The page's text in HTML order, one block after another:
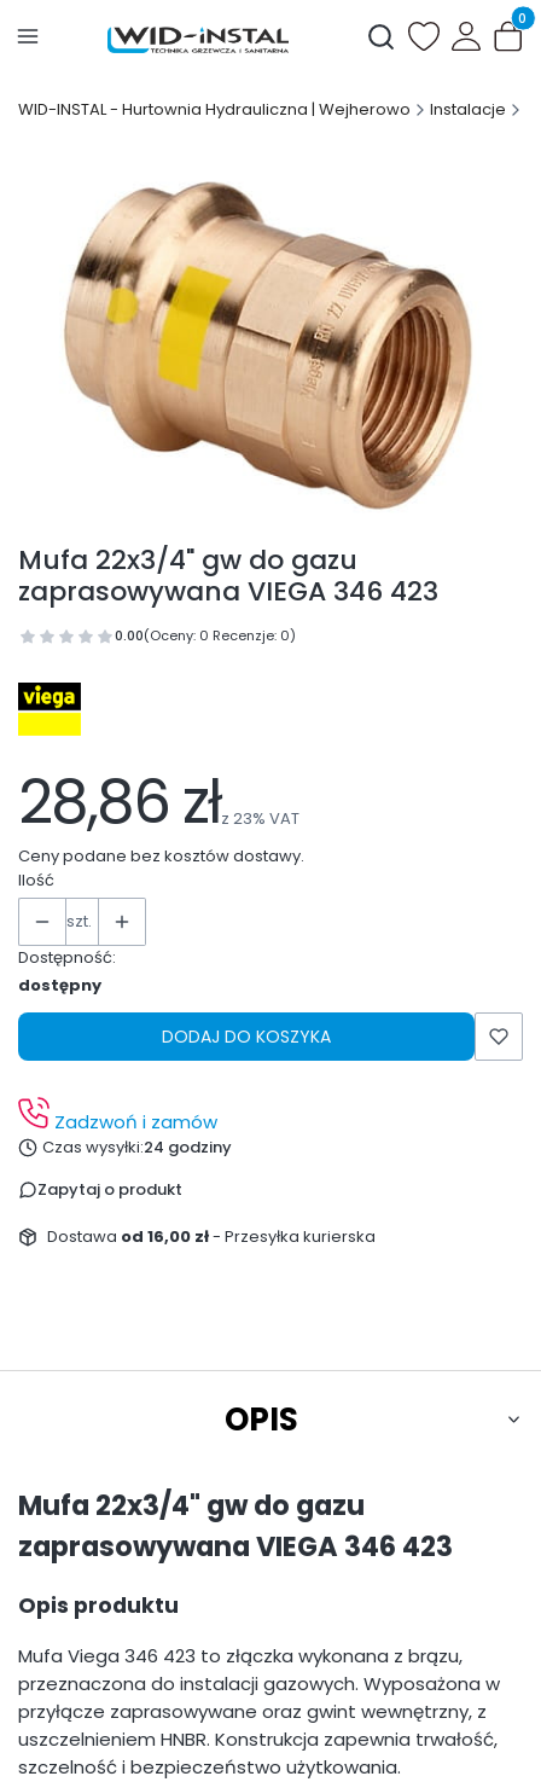
Otwórz
WID-INSTAL - Hurtownia Hydrauliczna | Wejherowo Instalacje
Mufa 22x3/4" gw do gazu
zaprasowywana VIEGA 346 423
0.00(Oceny: 0 Recenzje: 0)
28,86 złz 23% VAT
Ceny podane bez kosztów dostawy.
Ilość
szt.
Dostępność:
dostępny
DODAJ DO KOSZYKA
Zadzwoń i zamów
Czas wysyłki:24 godziny
Zapytaj o produkt
Dostawa od 16,00 zł- Przesyłka kurierska
OPIS
Mufa 22x3/4" gw do gazu
zaprasowywana VIEGA 346 423
Opis produktu
Mufa Viega 346 423 to złączka wykonana z brązu,
przeznaczona do instalacji gazowych. Wyposażona w
przyłącze zaprasowywane oraz gwint wewnętrzny, z
uszczelnieniem HNBR. Konstrukcja zapewnia trwałość,
szczelność i bezpieczeństwo użytkowania.